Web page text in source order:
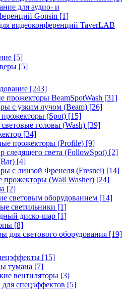
для аудио- и
Gonsin [1]
видеоконференций TaverLAB
[5]
[5]
[243]
прожекторы BeamSpotWash [31]
с узким лучом (Beam) [26]
(Spot) [15]
головы (Wash) [39]
[34]
прожекторы (Profile) [9]
следящего света (FollowSpot) [2]
[4]
с линзой Френеля (Fresnel) [14]
(Wall Washer) [24]
[2]
световым оборудованием [14]
светильники [1]
диско-шар [1]
[8]
для светового оборудования [19]
[15]
тумана [7]
вентиляторы [3]
спецэффектов [5]